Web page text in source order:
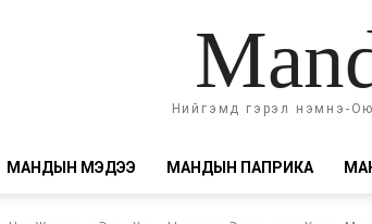
Нийгэмд гэрэл нэмнэ-
МАНДЫН МЭДЭЭ МАНДЫН ПАПРИКА